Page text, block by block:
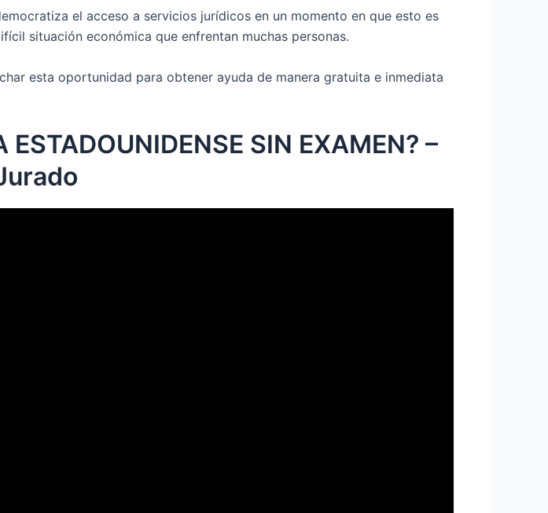
el acceso a servicios jurídicos en un momento en que esto es
situación económica que enfrentan muchas personas.
esta oportunidad para obtener ayuda de manera gratuita e inmediata
ESTADOUNIDENSE SIN EXAMEN? –